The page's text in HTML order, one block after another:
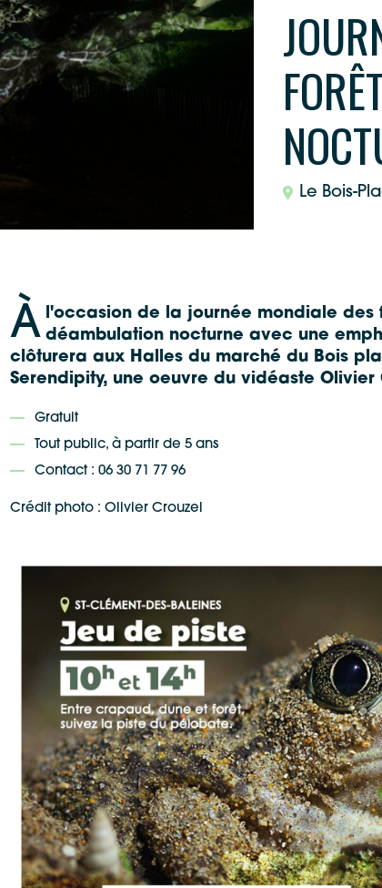
Le Bois-
À l'occasion de la journée mondiale des
déambulation nocturne avec une
clôturera aux Halles du marché du Bois
Serendipity, une oeuvre du vidéaste Olivier
Gratuit
Tout public, à partir de 5 ans
Contact : 06 30 71 77 96
Crédit photo : Olivier Crouzel
ShareThis is disabled. Allow
Google Maps Apple Plans
Waze